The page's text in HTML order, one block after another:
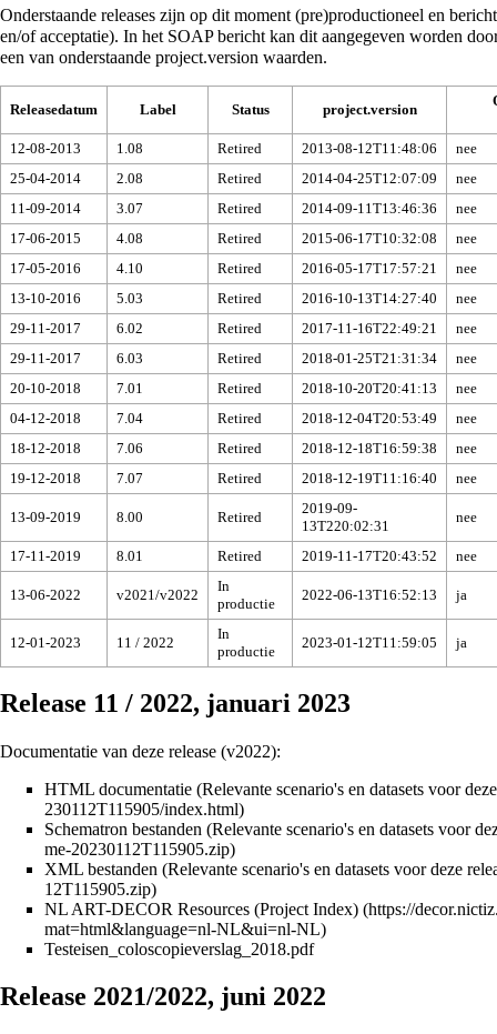
Onderstaande releases zijn op dit moment (pre)productioneel en
en/of acceptatie). In het SOAP bericht kan dit aangegeven worden
een van onderstaande project.version waarden.
Releasedatum Label Status project.version
12-08-2013 1.08 Retired 2013-08-12T11:48:06
nee
25-04-2014
2.08 Retired 2014-04-25T12:07:09
nee
11-09-2014
3.07 Retired 2014‑09‑11T13:46:36
nee
17-06-2015
4.08 Retired 2015-06-17T10:32:08
nee
17-05-2016
4.10 Retired 2016-05-17T17:57:21
nee
13-10-2016
5.03 Retired 2016-10-13T14:27:40
nee
29-11-2017
6.02 Retired 2017-11-16T22:49:21
nee
29-11-2017
6.03 Retired 2018-01-25T21:31:34
nee
20-10-2018
7.01 Retired 2018-10-20T20:41:13
nee
04-12-2018
7.04 Retired 2018-12-04T20:53:49
nee
18-12-2018
7.06 Retired 2018-12-18T16:59:38
nee
19-12-2018
7.07 Retired 2018-12-19T11:16:40 nee
13-09-2019 8.00 Retired
2019-09-
13T220:02:31
nee
17-11-2019 8.01 Retired 2019-11-17T20:43:52 nee
13-06-2022 v2021/v2022
In
productie
2022-06-13T16:52:13 ja
12-01-2023 11 / 2022
In
productie
2023-01-12T11:59:05 ja
Release 11 / 2022, januari 2023
Documentatie van deze release (v2022):
HTML documentatie (Relevante scenario's en datasets voor
Schematron bestanden (Relevante scenario's en datasets voor
XML bestanden (Relevante scenario's en datasets voor deze
NL ART-DECOR Resources (Project Index)
Testeisen_coloscopieverslag_2018.pdf
Release 2021/2022, juni 2022